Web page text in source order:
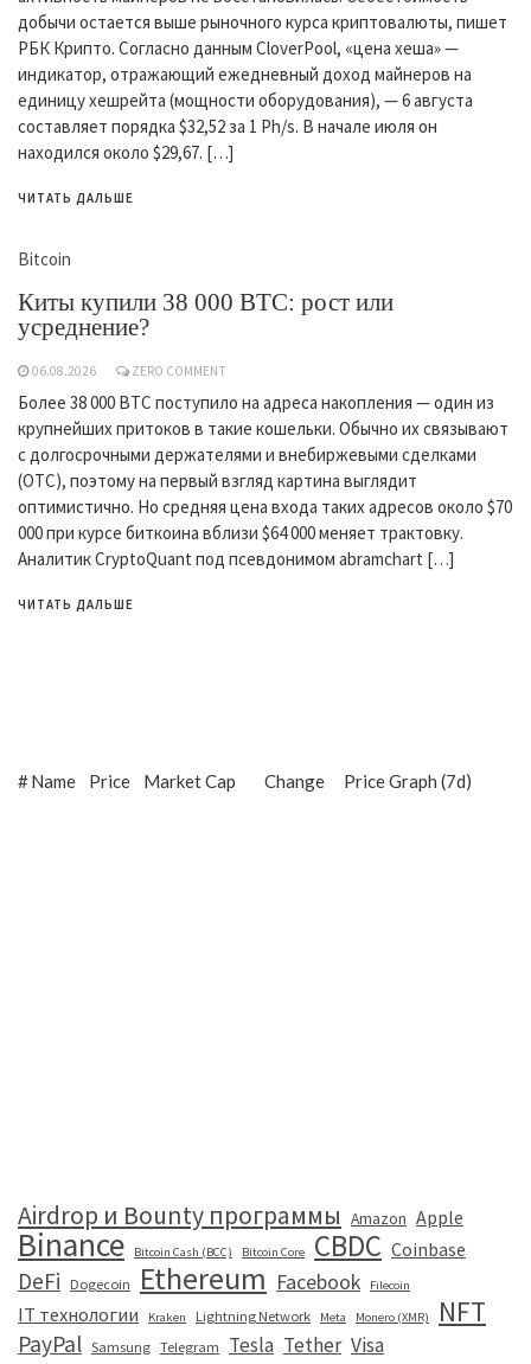
добычи остается выше рыночного курса криптовалюты, пишет
РБК Крипто. Согласно данным CloverPool, «цена хеша» —
индикатор, отражающий ежедневный доход майнеров на
единицу хешрейта (мощности оборудования), — 6 августа
составляет порядка $32,52 за 1 Ph/s. В начале июля он
находился около $29,67. […]
ЧИТАТЬ ДАЛЬШЕ
Bitcoin
Киты купили 38 000 BTC: рост или
усреднение?
06.08.2026 ZERO COMMENT
Более 38 000 BTC поступило на адреса накопления — один из
крупнейших притоков в такие кошельки. Обычно их связывают
с долгосрочными держателями и внебиржевыми сделками
(OTC), поэтому на первый взгляд картина выглядит
оптимистично. Но средняя цена входа таких адресов около $70
000 при курсе биткоина вблизи $64 000 меняет трактовку.
Аналитик CryptoQuant под псевдонимом abramchart […]
ЧИТАТЬ ДАЛЬШЕ
#Name Price Market Cap Change Price Graph (7d)
Airdrop и Bounty программы Amazon Apple
Binance Bitcoin Cash (BCC) Bitcoin Core CBDC Coinbase
DeFi Dogecoin Ethereum Facebook Filecoin
IT технологии Kraken Lightning Network Meta Monero (XMR) NFT
PayPal Samsung Telegram Tesla Tether Visa